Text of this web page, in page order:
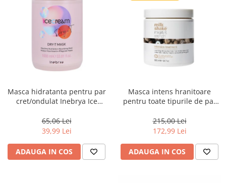
Masca hidratanta pentru par
cret/ondulat Inebrya Ice
65,06 Lei
39,99 Lei
ADAUGA IN COS
Masca intens hranitoare
pentru toate tipurile de par
Strength Intensive Treatment,
500 ml
215,00 Lei
172,99 Lei
ADAUGA IN COS